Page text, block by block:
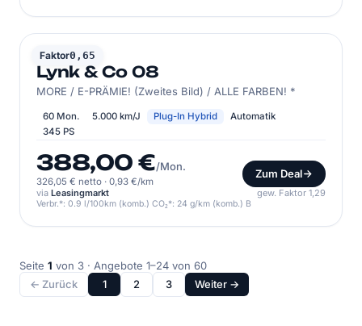
Faktor0,65
LYNK & CO
Lynk & Co 08
MORE / E-PRÄMIE! (Zweites Bild) / ALLE FARBEN! *
60 Mon. 5.000 km/J Plug-In Hybrid
Automatik
345 PS
388,00 €/Mon.
326,05 € netto · 0,93 €/km
Zum Deal
via Leasingmarkt gew. Faktor 1,29
Verbr.*: 0.9 l/100km (komb.) CO₂*: 24 g/km (komb.) B
Seite 1 von 3 · Angebote 1–24 von 60
← Zurück
1 2 3 Weiter →